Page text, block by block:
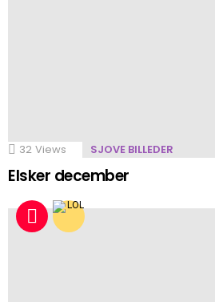
32 Views SJOVE BILLEDER
Elsker december